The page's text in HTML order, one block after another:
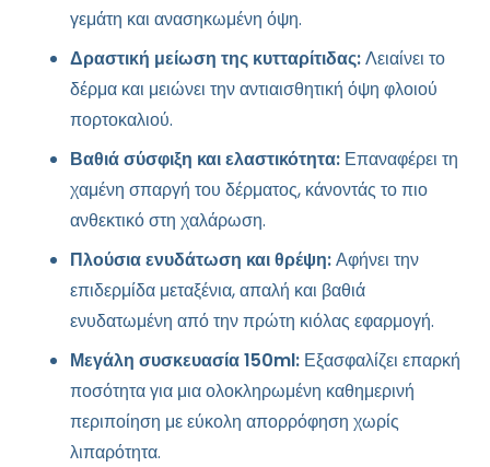
γεμάτη και ανασηκωμένη όψη.
Δραστική μείωση της κυτταρίτιδας:Λειαίνει το
δέρμα και μειώνει την αντιαισθητική όψη φλοιού
πορτοκαλιού.
Βαθιά σύσφιξη και ελαστικότητα: Επαναφέρει τη
χαμένη σπαργή του δέρματος, κάνοντάς το πιο
ανθεκτικό στη χαλάρωση.
Πλούσια ενυδάτωση και θρέψη:Αφήνει την
επιδερμίδα μεταξένια, απαλή και βαθιά
ενυδατωμένη από την πρώτη κιόλας εφαρμογή.
Μεγάλη συσκευασία 150ml: Εξασφαλίζει επαρκή
ποσότητα για μια ολοκληρωμένη καθημερινή
περιποίηση με εύκολη απορρόφηση χωρίς
λιπαρότητα.